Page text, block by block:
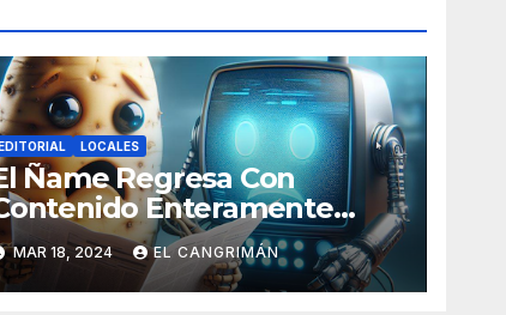
EDITORIAL LOCALES
Ñame Regresa Con
Enteramente
Por Inteligencia
MAR 18, 2024 EL CANGRIMÁN